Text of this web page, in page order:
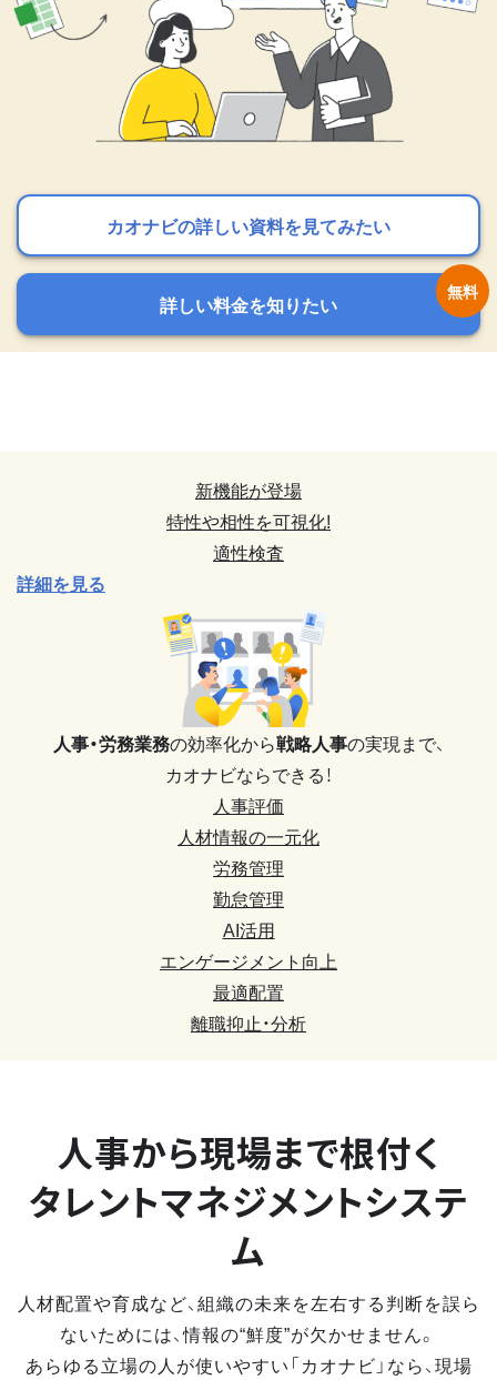
カオナビの詳しい資料を見てみたい
詳しい料金を知りたい
カオナビの詳しい資料を見てみたい
詳しい料金を知りたい
カオナビの詳しい資料を見てみたい
詳しい料金を知りたい
新機能が登場
特性や相性を可視化!
適性検査
詳細を見る
人事・労務業務の効率化から戦略人事の実現まで、
カオナビならできる！
人事評価
人材情報の一元化
労務管理
勤怠管理
AI活用
エンゲージメント向上
最適配置
離職抑止・分析
人事から現場まで根付く
タレントマネジメントシステ
ム
人材配置や育成など、組織の未来を左右する判断を誤ら
ないためには、情報の“鮮度”が欠かせません。
あらゆる立場の人が使いやすい「カオナビ」なら、現場